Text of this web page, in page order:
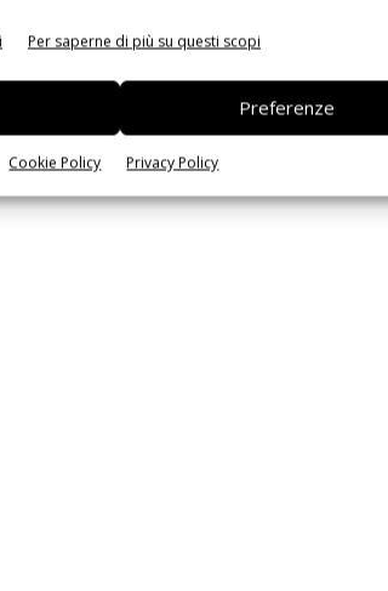
Per saperne di più su questi scopi
Preferenze
Cookie Policy Privacy Policy